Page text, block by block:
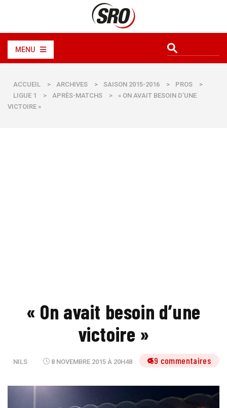
MENU
ACCUEIL > ARCHIVES > SAISON 2015-2016 > PROS
>
LIGUE 1
> APRÈS-MATCHS >
« ON AVAIT BESOIN D’UNE
VICTOIRE »
« On avait besoin d’une
victoire »
NILS 8 NOVEMBRE 2015 À 20H48 59 commentaires